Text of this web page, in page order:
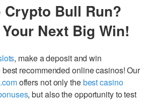
Crypto Bull Run?
Next Big Win!
, make a deposit and win
recommended online casinos! Our
offers not only thebest casino
, but also the opportunity to test